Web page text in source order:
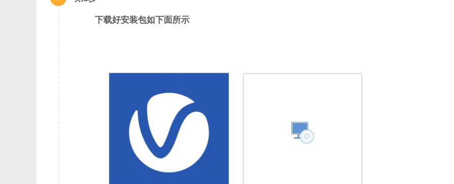
现在，您可以轻松地实时预览SketchUp设计。使用V-Ray Vision*，您可以实时可视化SketchUp模型。穿过模型，添加材料，设置
和相机-所有现场镜头。
V-Ray附带了数百种可以在各种场景中使用的预设材料，以及广泛的视频教程，免费技术支持和论坛。V-Ray拥有最大的渲染用户
之一，拥有丰富的相关材料和教程。
V-Ray是SketchUp的超级助手。
V-Ray和SketchUp是完美的组合。SketchUp是世界上使用最广泛的建筑和设计3D建模软件。V-Ray是世界上最常用的建筑渲染软
两者的结合将使你的设计更上一层楼。
下载好安装包如下面所示